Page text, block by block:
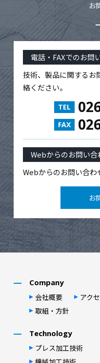
お
電話・FAXでのお問
技術、製品に関するお
絡ください。
TEL
FAX
Webからのお問い合
Webからのお問い合わ
お
Company
会社概要
アク
取組・⽅針
Technology
プレス加⼯技術